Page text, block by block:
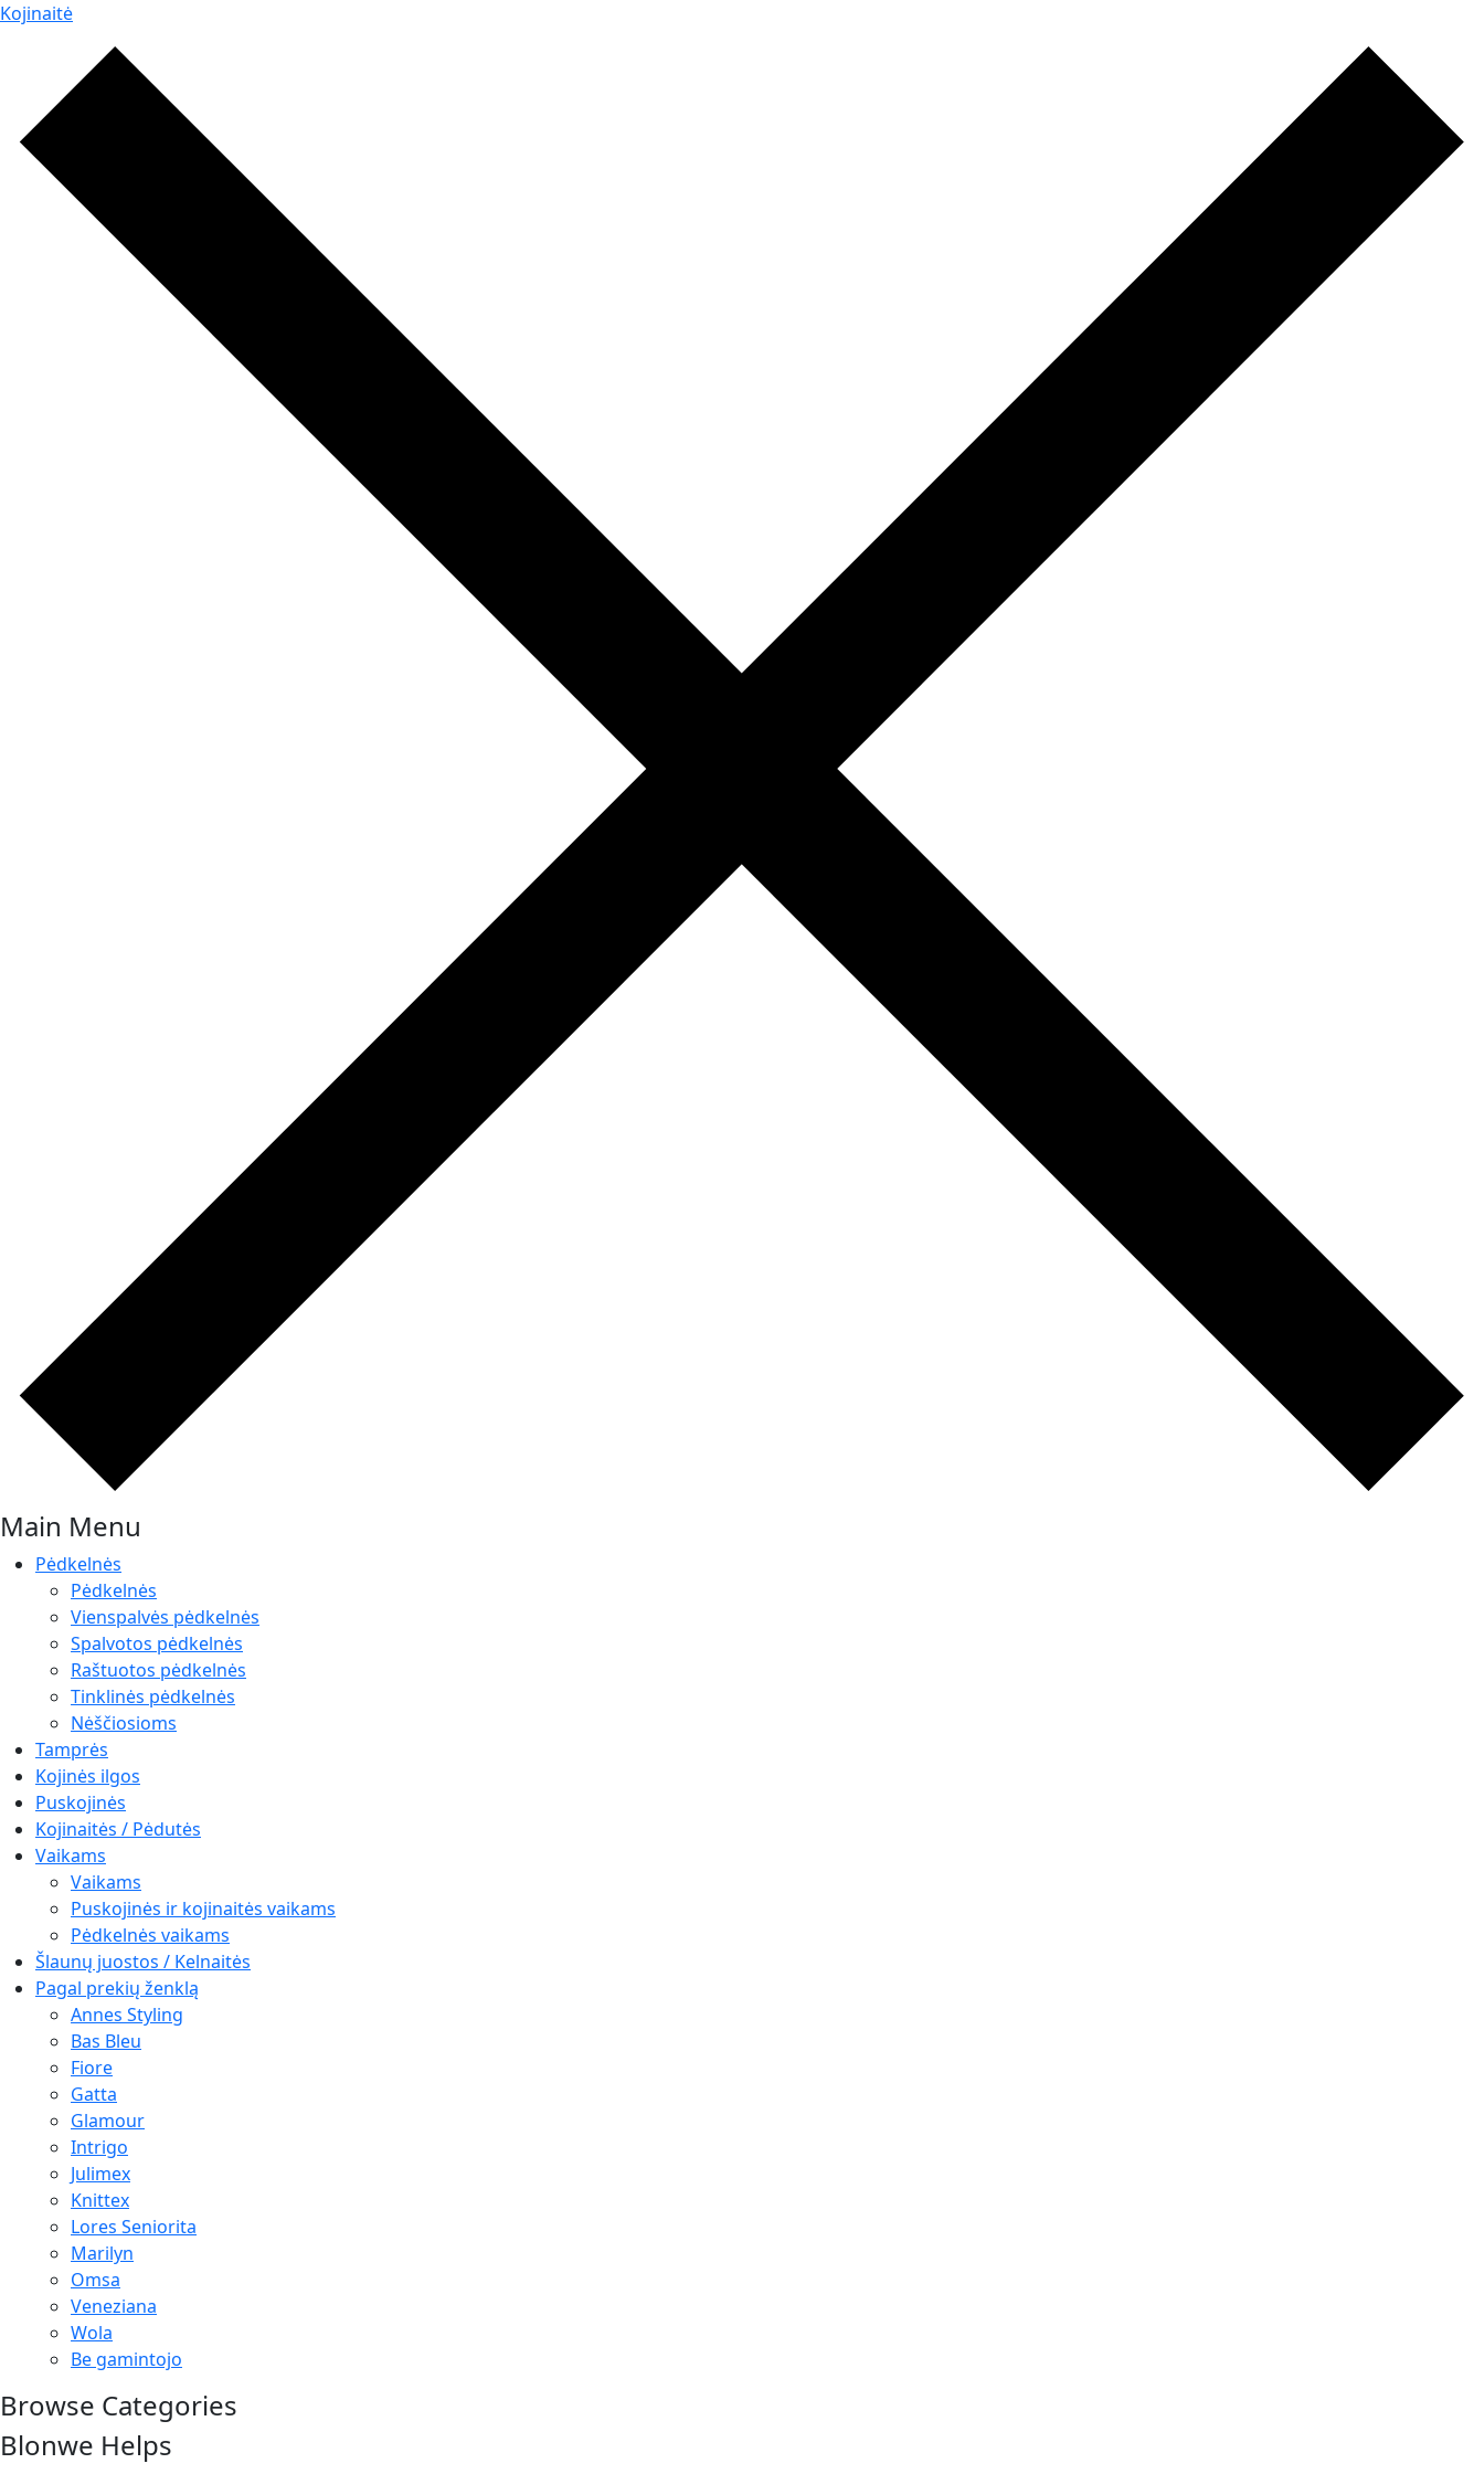
Kojinaitė
Main Menu
Pėdkelnės
Pėdkelnės
Vienspalvės pėdkelnės
Spalvotos pėdkelnės
Raštuotos pėdkelnės
Tinklinės pėdkelnės
Nėščiosioms
Tamprės
Kojinės ilgos
Puskojinės
Kojinaitės / Pėdutės
Vaikams
Vaikams
Puskojinės ir kojinaitės vaikams
Pėdkelnės vaikams
Šlaunų juostos / Kelnaitės
Pagal prekių ženklą
Annes Styling
Bas Bleu
Fiore
Gatta
Glamour
Intrigo
Julimex
Knittex
Lores Seniorita
Marilyn
Omsa
Veneziana
Wola
Be gamintojo
Browse Categories
Blonwe Helps